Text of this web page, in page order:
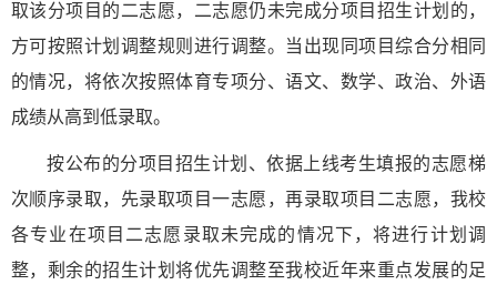
取该分项目的二志愿，二志愿仍未完成分项目招生计划的，
方可按照计划调整规则进行调整。当出现同项目综合分相同
的情况，将依次按照体育专项分、语文、数学、政治、外语
成绩从高到低录取。
按公布的分项目招生计划、依据上线考生填报的志愿梯
次顺序录取，先录取项目一志愿，再录取项目二志愿，我校
各专业在项目二志愿录取未完成的情况下，将进行计划调
整，剩余的招生计划将优先调整至我校近年来重点发展的足